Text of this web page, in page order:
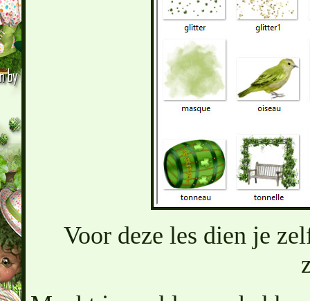
Voor deze les dien je